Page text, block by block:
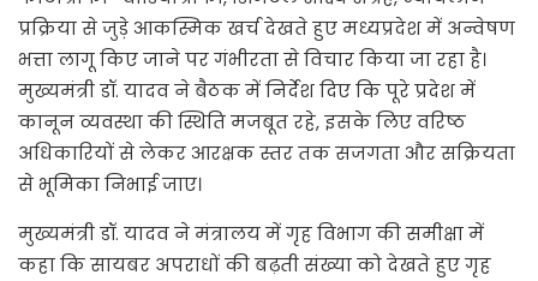
प्रक्रिया से जुड़े आकस्मिक खर्च देखते हुए मध्यप्रदेश में अन्वेषण
भत्ता लागू किए जाने पर गंभीरता से विचार किया जा रहा है।
मुख्यमंत्री डॉ. यादव ने बैठक में निर्देश दिए कि पूरे प्रदेश में
कानून व्यवस्था की स्थिति मजबूत रहे, इसके लिए वरिष्ठ
अधिकारियों से लेकर आरक्षक स्तर तक सजगता और सक्रियता
से भूमिका निभाई जाए।
मुख्यमंत्री डॉ. यादव ने मंत्रालय में गृह विभाग की समीक्षा में
कहा कि सायबर अपराधों की बढ़ती संख्या को देखते हुए गृह